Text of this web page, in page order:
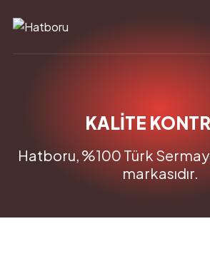
KALİTE
Hatboru, %100 Türk
markasıdır.